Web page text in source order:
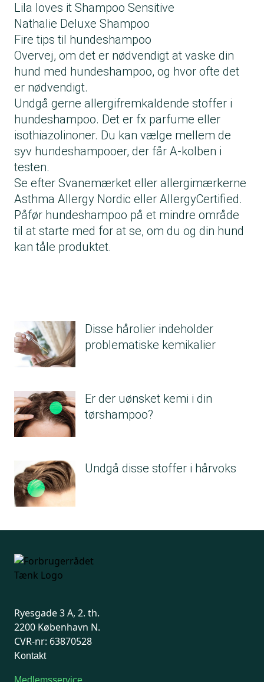
Lila loves it Shampoo Sensitive
Nathalie Deluxe Shampoo
Fire tips til hundeshampoo
Overvej, om det er nødvendigt at vaske din
hund med hundeshampoo, og hvor ofte det
er nødvendigt.
Undgå gerne allergifremkaldende stoffer i
hundeshampoo. Det er fx parfume eller
isothiazolinoner. Du kan vælge mellem de
syv hundeshampooer, der får A-kolben i
testen.
Se efter Svanemærket eller allergimærkerne
Asthma Allergy Nordic eller AllergyCertified.
Påfør hundeshampoo på et mindre område
til at starte med for at se, om du og din hund
kan tåle produktet.
Disse hårolier indeholder
problematiske kemikalier
Er der uønsket kemi i din
tørshampoo?
Undgå disse stoffer i hårvoks
Ryesgade 3 A, 2. th.
2200 København N.
CVR-nr: 63870528
Kontakt